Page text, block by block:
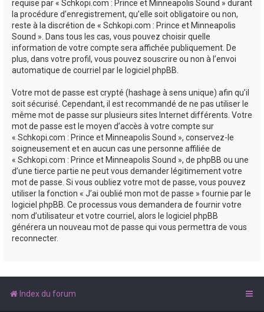
requise par « Schkopi.com : Prince et Minneapolis Sound » durant
la procédure d’enregistrement, qu’elle soit obligatoire ou non,
reste à la discrétion de « Schkopi.com : Prince et Minneapolis
Sound ». Dans tous les cas, vous pouvez choisir quelle
information de votre compte sera affichée publiquement. De
plus, dans votre profil, vous pouvez souscrire ou non à l’envoi
automatique de courriel par le logiciel phpBB.
Votre mot de passe est crypté (hashage à sens unique) afin qu’il
soit sécurisé. Cependant, il est recommandé de ne pas utiliser le
même mot de passe sur plusieurs sites Internet différents. Votre
mot de passe est le moyen d’accès à votre compte sur
« Schkopi.com : Prince et Minneapolis Sound », conservez-le
soigneusement et en aucun cas une personne affiliée de
« Schkopi.com : Prince et Minneapolis Sound », de phpBB ou une
d’une tierce partie ne peut vous demander légitimement votre
mot de passe. Si vous oubliez votre mot de passe, vous pouvez
utiliser la fonction « J’ai oublié mon mot de passe » fournie par le
logiciel phpBB. Ce processus vous demandera de fournir votre
nom d’utilisateur et votre courriel, alors le logiciel phpBB
générera un nouveau mot de passe qui vous permettra de vous
reconnecter.
Index du forum